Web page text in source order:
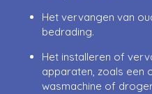
Het vervangen van
bedrading.
Het installeren of
apparaten, zoals een
wasmachine of